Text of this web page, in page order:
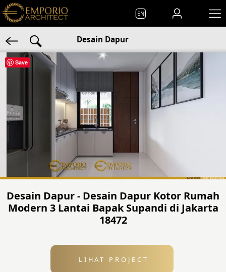
EN
Desain Dapur
Desain Dapur - Desain Dapur Kotor Rumah
Modern 3 Lantai Bapak Supandi di Jakarta
18472
LIHAT PROJECT
Save